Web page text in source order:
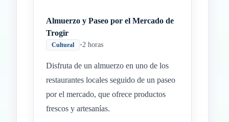
Almuerzo y Paseo por el Mercado de
Trogir
Cultural •2 horas
Disfruta de un almuerzo en uno de los
restaurantes locales seguido de un paseo
por el mercado, que ofrece productos
frescos y artesanías.